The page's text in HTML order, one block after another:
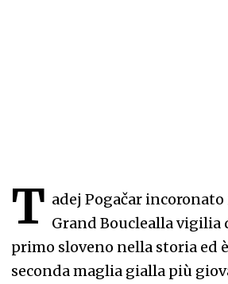
T adej Pogačar
Grand Bouclealla vigilia
primo sloveno nella storia ed
seconda maglia gialla più